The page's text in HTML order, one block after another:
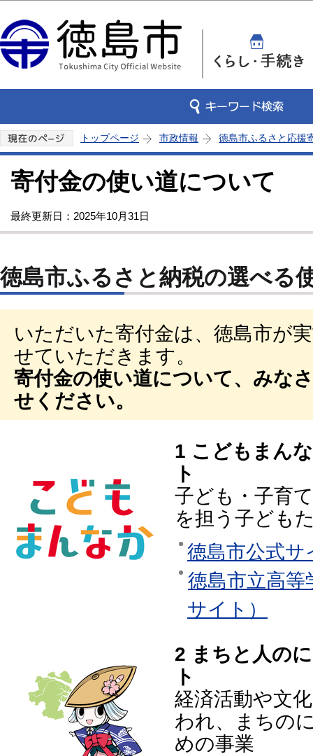
トップページ 市政情報 徳島市ふるさと応援
寄付金の使い道について
最終更新日：2025年10月31日
徳島市ふるさと納税の選べる
いただいた寄付金は、徳島市が
せていただきます。
寄付金の使い道について、みな
せください。
1 こどもまん
ト
子ども・子育
を担う子ども
徳島市公式サ
徳島市立高等
サイト）
2 まちと人の
ト
経済活動や文
われ、まちの
めの事業